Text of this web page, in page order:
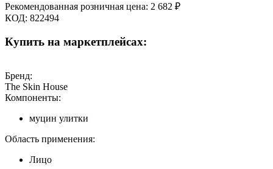
Рекомендованная розничная цена: 2 682 ₽
КОД: 822494
Купить на маркетплейсах:
Бренд:
The Skin House
Компоненты:
муцин улитки
Область применения:
Лицо